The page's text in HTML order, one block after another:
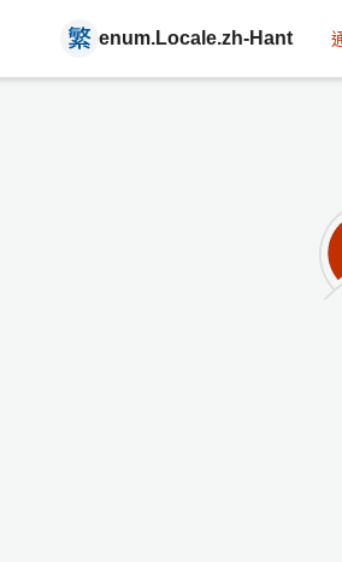
enum.Locale.zh-Hant